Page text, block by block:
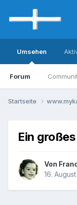
Umsehen
Forum
Startseite
Ein
Von
16.